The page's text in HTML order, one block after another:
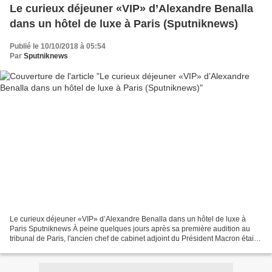
Le curieux déjeuner «VIP» d’Alexandre Benalla
dans un hôtel de luxe à Paris (Sputniknews)
Publié le 10/10/2018 à 05:54
Par Sputniknews
Le curieux déjeuner «VIP» d’Alexandre Benalla dans un hôtel de luxe à
Paris Sputniknews À peine quelques jours après sa première audition au
tribunal de Paris, l'ancien chef de cabinet adjoint du Président Macron était